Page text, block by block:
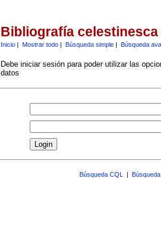
Bibliografía celestinesca
Inicio| Mostrar todo| Búsqueda simple| Búsqueda
Debe iniciar sesión para poder utilizar las
datos
Búsqueda CQL |